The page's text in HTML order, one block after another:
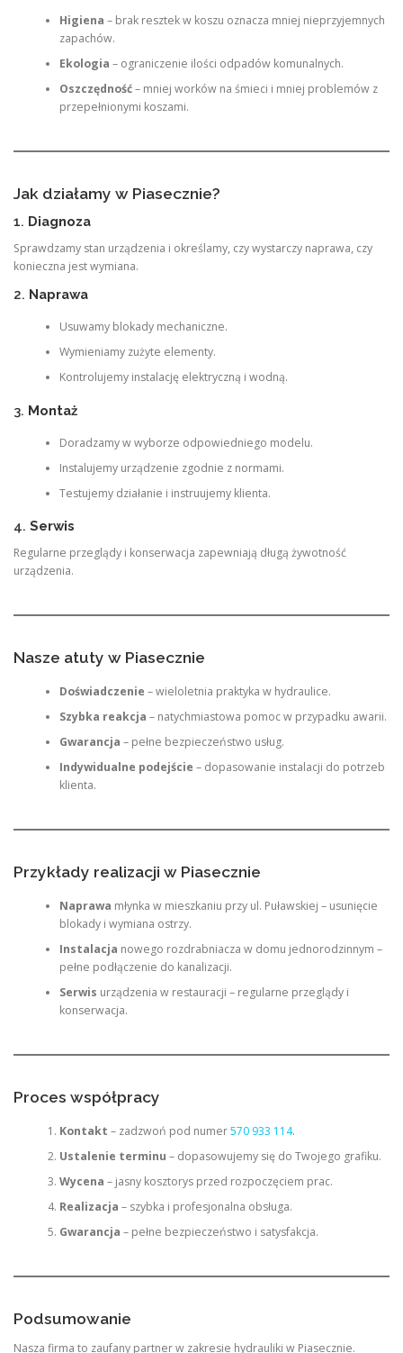
Higiena – brak resztek w koszu oznacza mniej nieprzyjemnych
zapachów.
Ekologia – ograniczenie ilości odpadów komunalnych.
Oszczędność– mniej worków na śmieci i mniej problemów z
przepełnionymi koszami.
Jak działamy w Piasecznie?
1. Diagnoza
Sprawdzamy stan urządzenia i określamy, czy wystarczy naprawa, czy
konieczna jest wymiana.
2. Naprawa
Usuwamy blokady mechaniczne.
Wymieniamy zużyte elementy.
Kontrolujemy instalację elektryczną i wodną.
3. Montaż
Doradzamy w wyborze odpowiedniego modelu.
Instalujemy urządzenie zgodnie z normami.
Testujemy działanie i instruujemy klienta.
4. Serwis
Regularne przeglądy i konserwacja zapewniają długą żywotność
urządzenia.
Nasze atuty w Piasecznie
Doświadczenie – wieloletnia praktyka w hydraulice.
Szybka reakcja – natychmiastowa pomoc w przypadku awarii.
Gwarancja – pełne bezpieczeństwo usług.
Indywidualne podejście – dopasowanie instalacji do potrzeb
klienta.
Przykłady realizacji w Piasecznie
Naprawa młynka w mieszkaniu przy ul. Puławskiej – usunięcie
blokady i wymiana ostrzy.
Instalacja nowego rozdrabniacza w domu jednorodzinnym –
pełne podłączenie do kanalizacji.
Serwis urządzenia w restauracji – regularne przeglądy i
konserwacja.
Proces współpracy
Kontakt – zadzwoń pod numer570 933 114.
Ustalenie terminu – dopasowujemy się do Twojego grafiku.
Wycena – jasny kosztorys przed rozpoczęciem prac.
Realizacja – szybka i profesjonalna obsługa.
Gwarancja – pełne bezpieczeństwo i satysfakcja.
Podsumowanie
Nasza firma to zaufany partner w zakresie hydrauliki w Piasecznie.